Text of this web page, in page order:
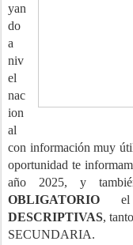
yan
do
a
niv
el
nac
ion
al
con información muy
oportunidad te
año 2025, y
OBLIGATORIO
DESCRIPTIVAS,
SECUNDARIA.